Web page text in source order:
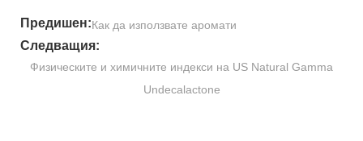
Предишен:Как да използвате аромати
Следващия:
Физическите и химичните индекси на US Natural Gamma
Undecalactone